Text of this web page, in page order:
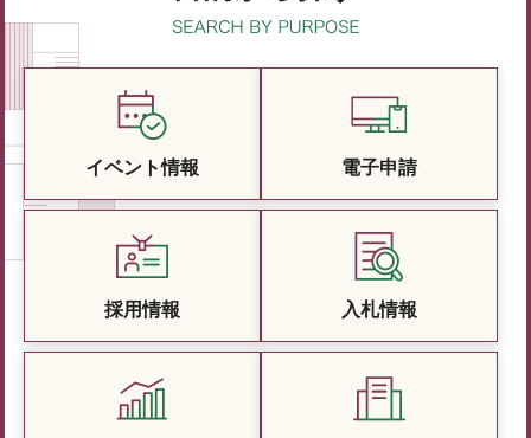
イベント情報 電子申請
採用情報 入札情報